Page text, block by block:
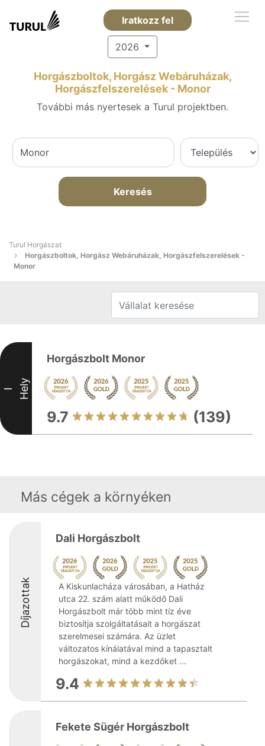
Iratkozz fel
2026
Horgászboltok, Horgász Webáruházak,
Horgászfelszerelések - Monor
További más nyertesek a Turul projektben.
Keresés
Turul Horgászat
Horgászboltok, Horgász Webáruházak, Horgászfelszerelések -
Monor
I Hely
Horgászbolt Monor
9.7 (139)
Más cégek a környéken
Díjazottak
Dali Horgászbolt
A Kiskunlacháza városában, a Hatház
utca 22. szám alatt működő Dali
Horgászbolt már több mint tíz éve
biztosítja szolgáltatásait a horgászat
szerelmesei számára. Az üzlet
változatos kínálatával mind a tapasztalt
horgászokat, mind a kezdőket ...
9.4
Fekete Sügér Horgászbolt